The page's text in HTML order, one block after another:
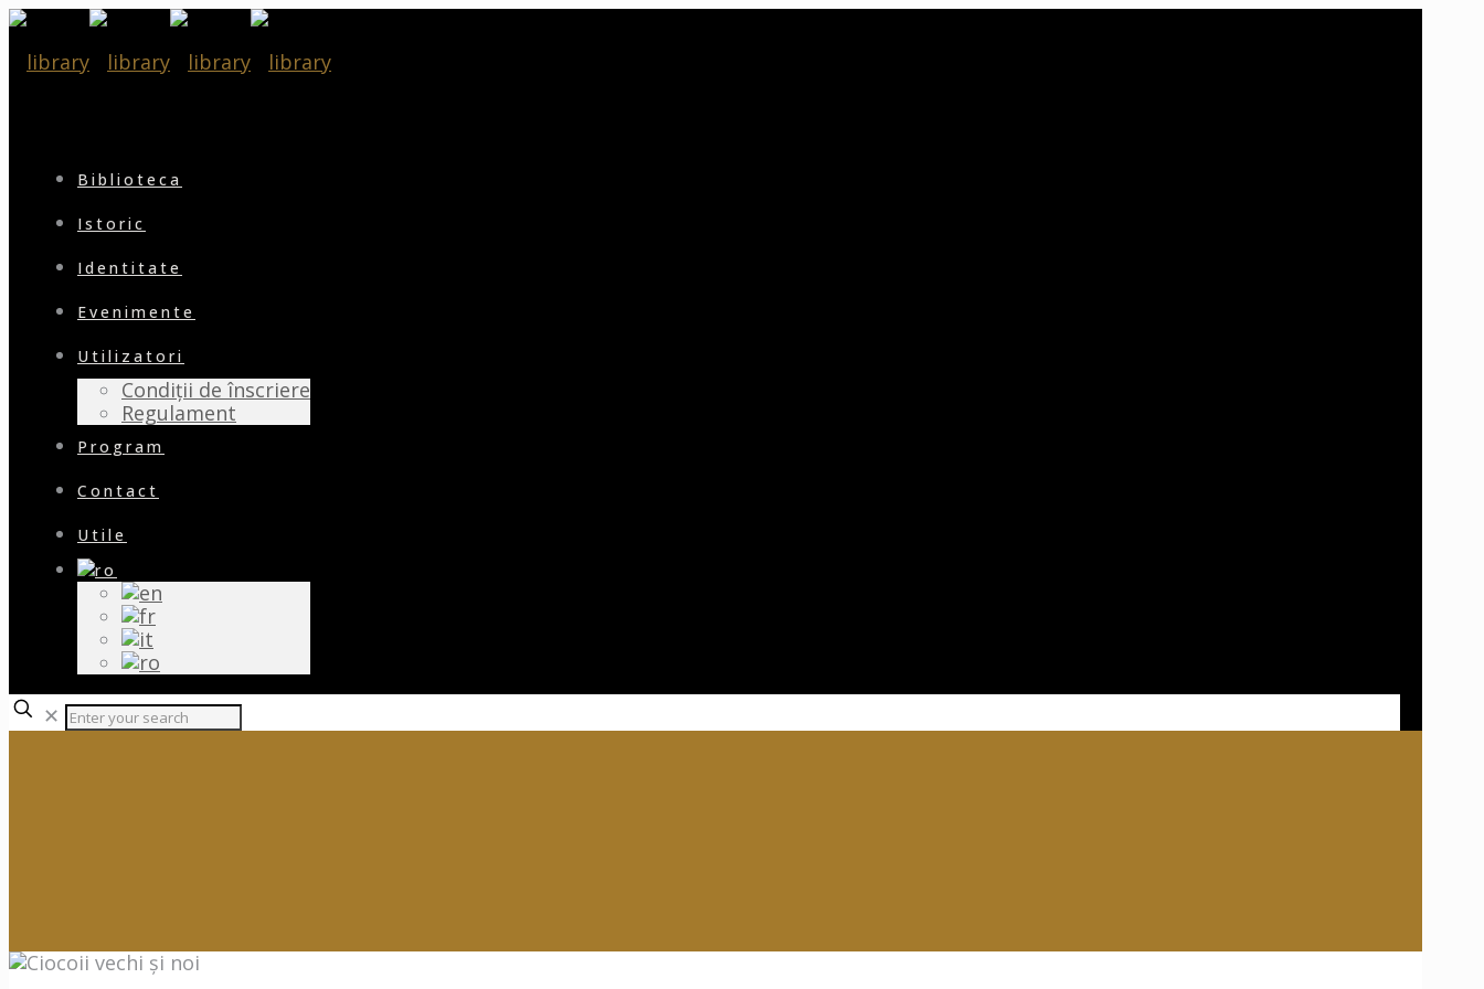
Biblioteca
Istoric
Identitate
Evenimente
Utilizatori
Condiții de înscriere
Regulament
Program
Contact
Utile
✕